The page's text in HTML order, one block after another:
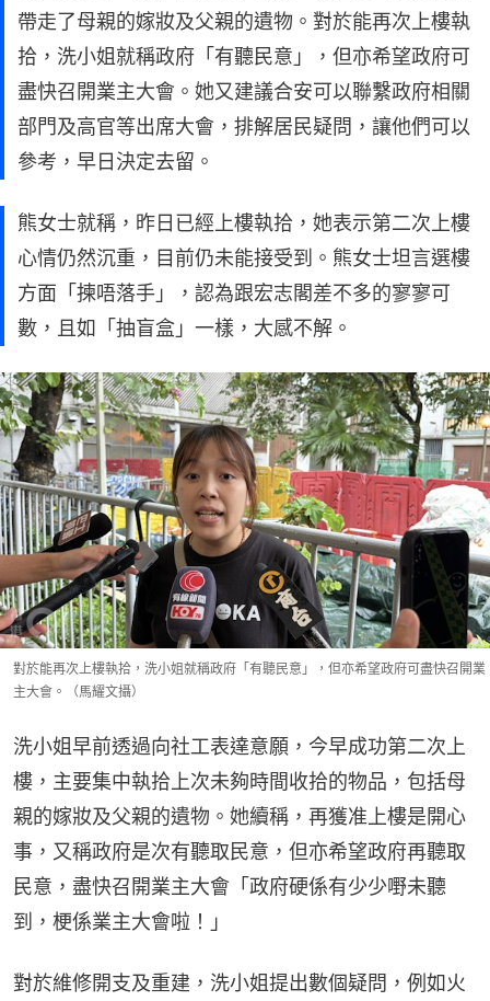
帶走了母親的嫁妝及父親的遺物。對於能再次上樓執
拾，洗小姐就稱政府「有聽民意」，但亦希望政府可
盡快召開業主大會。她又建議合安可以聯繫政府相關
部門及高官等出席大會，排解居民疑問，讓他們可以
參考，早日決定去留。
熊女士就稱，昨日已經上樓執拾，她表示第二次上樓
心情仍然沉重，目前仍未能接受到。熊女士坦言選樓
方面「揀唔落手」，認為跟宏志閣差不多的寥寥可
數，且如「抽盲盒」一樣，大感不解。
對於能再次上樓執拾，洗小姐就稱政府「有聽民意」，但亦希望政府可盡快召開業
主大會。（馬耀文攝）
洗小姐早前透過向社工表達意願，今早成功第二次上
樓，主要集中執拾上次未夠時間收拾的物品，包括母
親的嫁妝及父親的遺物。她續稱，再獲准上樓是開心
事，又稱政府是次有聽取民意，但亦希望政府再聽取
民意，盡快召開業主大會「政府硬係有少少嘢未聽
到，梗係業主大會啦！」
對於維修開支及重建，洗小姐提出數個疑問，例如火